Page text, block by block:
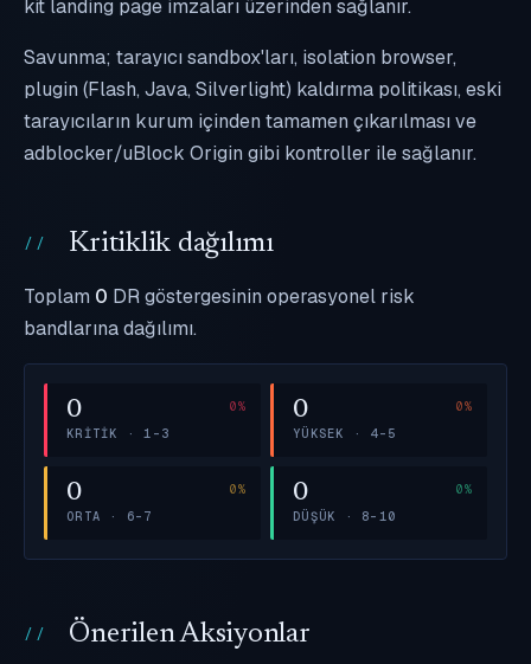
kit landing page imzaları üzerinden sağlanır.
Savunma; tarayıcı sandbox'ları, isolation browser,
plugin (Flash, Java, Silverlight) kaldırma politikası, eski
tarayıcıların kurum içinden tamamen çıkarılması ve
adblocker/uBlock Origin gibi kontroller ile sağlanır.
Kritiklik dağılımı
Toplam 0 DR göstergesinin operasyonel risk
bandlarına dağılımı.
0
KRITIK · 1–3
0
YÜKSEK · 4–5
0
ORTA · 6–7
0
DÜŞÜK · 8–10
Önerilen Aksiyonlar